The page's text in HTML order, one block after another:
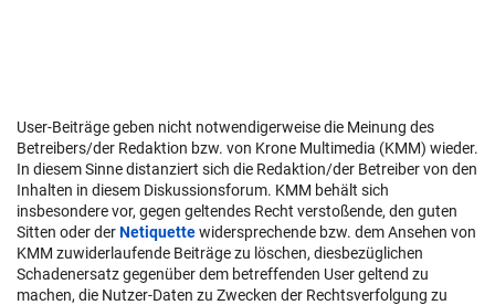
User-Beiträge geben nicht notwendigerweise die Meinung des
Betreibers/der Redaktion bzw. von Krone Multimedia (KMM) wieder.
In diesem Sinne distanziert sich die Redaktion/der Betreiber von den
Inhalten in diesem Diskussionsforum. KMM behält sich
insbesondere vor, gegen geltendes Recht verstoßende, den guten
Sitten oder derNetiquettewidersprechende bzw. dem Ansehen von
KMM zuwiderlaufende Beiträge zu löschen, diesbezüglichen
Schadenersatz gegenüber dem betreffenden User geltend zu
machen, die Nutzer-Daten zu Zwecken der Rechtsverfolgung zu